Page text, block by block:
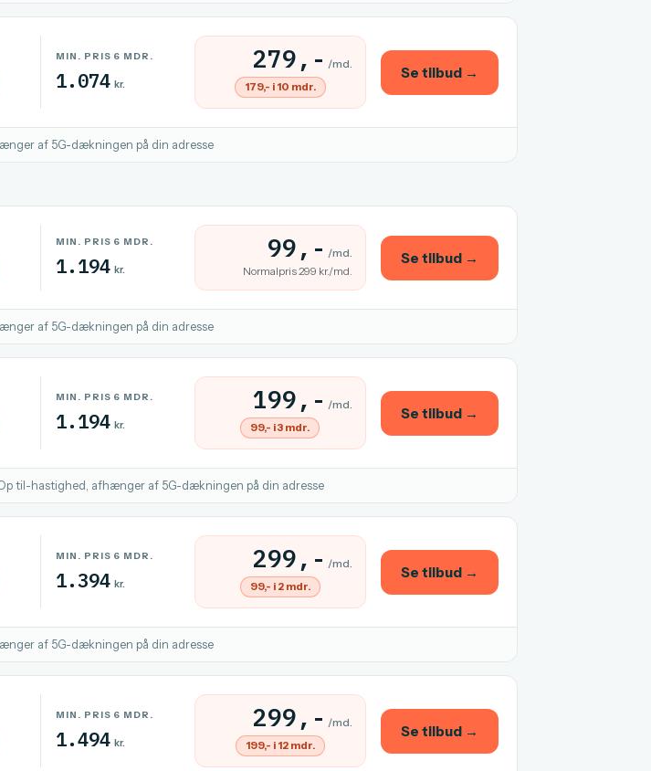
MIN. PRIS 6 MDR.
1.074 kr.
279,- /md.
179,- i 10 mdr.
Se tilbud →
af 5G-dækningen på din adresse
MIN. PRIS 6 MDR.
1.194 kr.
99,- /md.
Normalpris 299 kr./md.
Se tilbud →
af 5G-dækningen på din adresse
MIN. PRIS 6 MDR.
1.194 kr.
199,- /md.
99,- i 3 mdr.
Se tilbud →
til-hastighed, afhænger af 5G-dækningen på din adresse
MIN. PRIS 6 MDR.
1.394 kr.
299,- /md.
99,- i 2 mdr.
Se tilbud →
af 5G-dækningen på din adresse
MIN. PRIS 6 MDR.
1.494 kr.
299,- /md.
199,- i 12 mdr.
Se tilbud →